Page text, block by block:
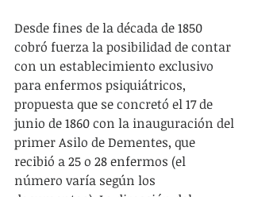
Desde fines de la década de 1850
cobró fuerza la posibilidad de contar
con un establecimiento exclusivo
para enfermos psiquiátricos,
propuesta que se concretó el 17 de
junio de 1860 con la inauguración del
primer Asilo de Dementes, que
recibió a 25 o 28 enfermos (el
número varía según los